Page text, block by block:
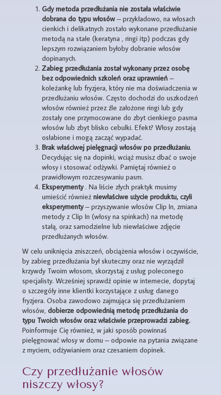
Gdy metoda przedłużania nie została właściwie
dobrana do typu włosów – przykładowo, na włosach
cienkich i delikatnych zostało wykonane przedłużanie
metodą na stałe (keratyna , ringi itp) podczas gdy
lepszym rozwiązaniem byłoby dobranie włosów
dopinanych.
Zabieg przedłużania został wykonany przez osobę
bez odpowiednich szkoleń oraz uprawnień –
koleżankę lub fryzjera, który nie ma doświadczenia w
przedłużaniu włosów. Często dochodzi do uszkodzeń
włosów również przez źle założone ringi lub gdy
zostały one przymocowane do zbyt cienkiego pasma
włosów lub zbyt blisko cebulki. Efekt? Włosy zostają
osłabione i mogą zacząć wypadać.
Brak właściwej pielęgnacji włosów po przedłużaniu.
Decydując się na dopinki, wciąż musisz dbać o swoje
włosy i stosować odżywki. Pamiętaj również o
prawidłowym rozczesywaniu pasm.
Eksperymenty. Na liście złych praktyk musimy
umieścić również niewłaściwe użycie produktu, czyli
eksperymenty– przyszywanie włosów Clip In, zmiana
metody z Clip In (włosy na spinkach) na metodę
stałą, oraz samodzielne lub niewłaściwe zdjęcie
przedłużanych włosów.
W celu uniknięcia zniszczeń, obciążenia włosów i oczywiście,
by zabieg przedłużania był skuteczny oraz nie wyrządził
krzywdy Twoim włosom, skorzystaj z usług poleconego
specjalisty. Wcześniej sprawdź opinie w internecie, dopytaj
o szczegóły inne klientki korzystające z usług danego
fryzjera. Osoba zawodowo zajmująca się przedłużaniem
włosów, dobierze odpowiednią metodę przedłużania do
typu Twoich włosów oraz właściwie przeprowadzi zabieg.
Poinformuje Cię również, w jaki sposób powinnaś
pielęgnować włosy w domu – odpowie na pytania związane
z myciem, odżywianiem oraz czesaniem dopinek.
Czy przedłużanie włosów
niszczy włosy?